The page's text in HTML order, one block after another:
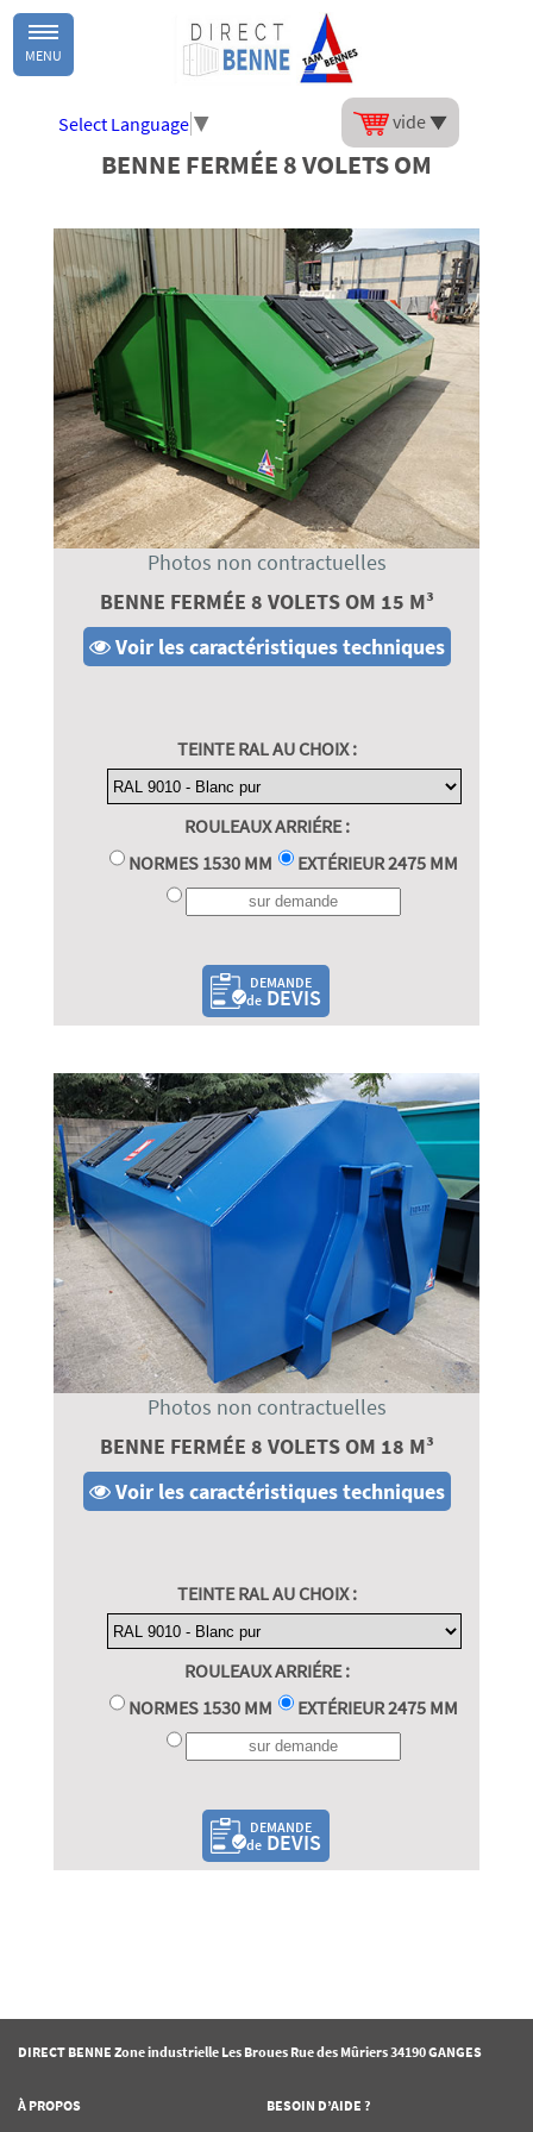
MENU
Select Language ▼ vide
BENNE FERMÉE 8 VOLETS OM
Photos non contractuelles
BENNE FERMÉE 8 VOLETS OM 15 M³
Voir les caractéristiques techniques
TEINTE RAL AU CHOIX :
ROULEAUX ARRIÉRE :
NORMES 1530 MM
EXTÉRIEUR 2475 MM
DEMANDE
deDEVIS
Photos non contractuelles
BENNE FERMÉE 8 VOLETS OM 18 M³
Voir les caractéristiques techniques
TEINTE RAL AU CHOIX :
ROULEAUX ARRIÉRE :
NORMES 1530 MM
EXTÉRIEUR 2475 MM
DEMANDE
deDEVIS
DIRECT BENNE Zone industrielle Les Broues Rue des Mûriers 34190 GANGES
À PROPOS
BESOIN D’AIDE ?